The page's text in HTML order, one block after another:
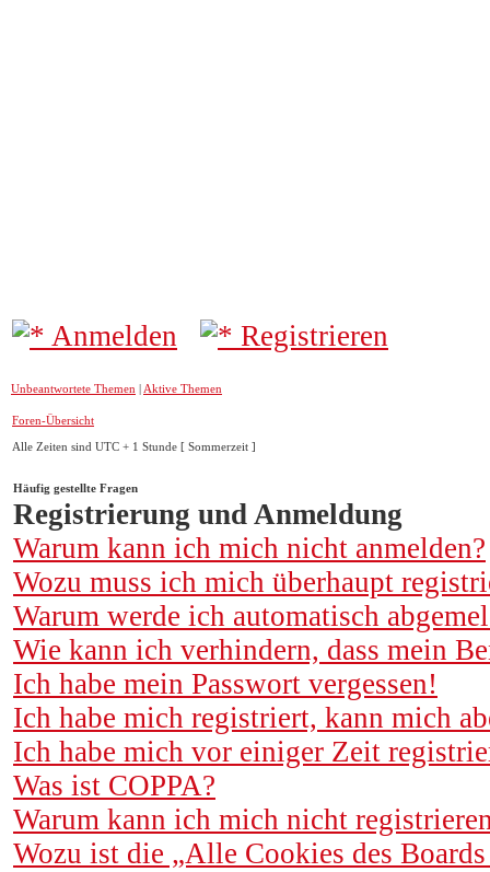
Anmelden Registrieren
Unbeantwortete Themen | Aktive Themen
Foren-Übersicht
Alle Zeiten sind UTC + 1 Stunde [ Sommerzeit ]
Häufig gestellte Fragen
Registrierung und Anmeldung
Warum kann ich mich nicht anmelden?
Wozu muss ich mich überhaupt
Warum werde ich automatisch
Wie kann ich verhindern, dass mein
Ich habe mein Passwort vergessen!
Ich habe mich registriert, kann mich
Ich habe mich vor einiger Zeit
Was ist COPPA?
Warum kann ich mich nicht
Wozu ist die „Alle Cookies des